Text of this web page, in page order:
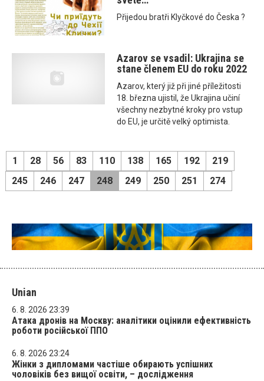
Přijedou bratři Klyčkové do Česka ?
Azarov se vsadil: Ukrajina se
stane členem EU do roku 2022
Azarov, který již při jiné příležitosti
18. března ujistil, že Ukrajina učiní
všechny nezbytné kroky pro vstup
do EU, je určitě velký optimista.
1 28 56 83 110 138 165 192
219
245
246 247 248 249 250 251 274
Unian
6. 8. 2026 23:39
Атака дронів на Москву: аналітики оцінили ефективність
роботи російської ППО
6. 8. 2026 23:24
Жінки з дипломами частіше обирають успішних
чоловіків без вищої освіти, – дослідження